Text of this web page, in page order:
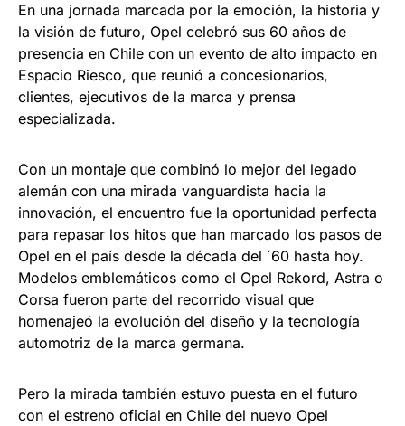
En una jornada marcada por la emoción, la historia y
la visión de futuro, Opel celebró sus 60 años de
presencia en Chile con un evento de alto impacto en
Espacio Riesco, que reunió a concesionarios,
clientes, ejecutivos de la marca y prensa
especializada.
Con un montaje que combinó lo mejor del legado
alemán con una mirada vanguardista hacia la
innovación, el encuentro fue la oportunidad perfecta
para repasar los hitos que han marcado los pasos de
Opel en el país desde la década del ´60 hasta hoy.
Modelos emblemáticos como el Opel Rekord, Astra o
Corsa fueron parte del recorrido visual que
homenajeó la evolución del diseño y la tecnología
automotriz de la marca germana.
Pero la mirada también estuvo puesta en el futuro
con el estreno oficial en Chile del nuevo Opel